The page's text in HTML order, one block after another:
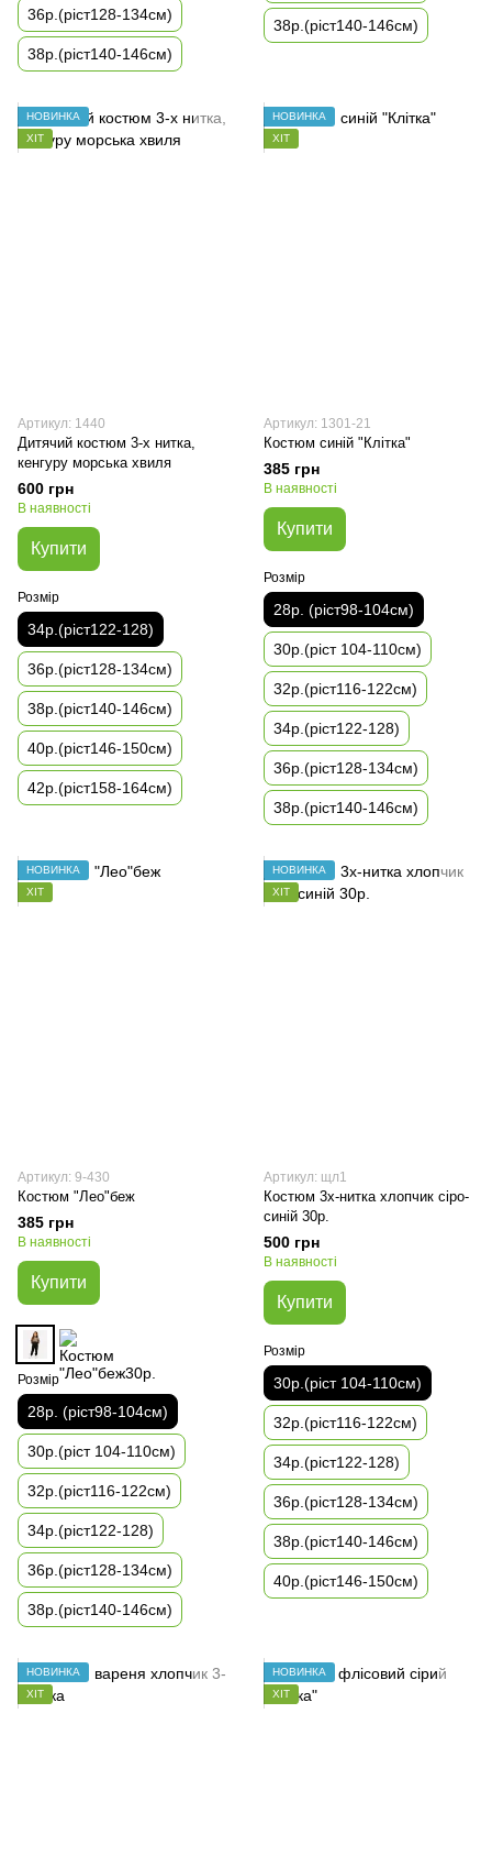
36р.(ріст128-134см)
38р.(ріст140-146см)
38р.(ріст140-146см)
НОВИНКА
ХІТ
Артикул: 1440
Дитячий костюм 3-х нитка,
кенгуру морська хвиля
600 грн
В наявності
Купити
Розмір
34р.(ріст122-128)
36р.(ріст128-134см)
38р.(ріст140-146см)
40р.(ріст146-150см)
42р.(ріст158-164см)
НОВИНКА
ХІТ
Артикул: 1301-21
Костюм синій "Клітка"
385 грн
В наявності
Купити
Розмір
28р. (ріст98-104см)
30р.(ріст 104-110см)
32р.(ріст116-122см)
34р.(ріст122-128)
36р.(ріст128-134см)
38р.(ріст140-146см)
НОВИНКА
ХІТ
Артикул: 9-430
Костюм "Лео"беж
385 грн
В наявності
Купити
Розмір
28р. (ріст98-104см)
30р.(ріст 104-110см)
32р.(ріст116-122см)
34р.(ріст122-128)
36р.(ріст128-134см)
38р.(ріст140-146см)
НОВИНКА
ХІТ
Артикул: щл1
Костюм 3х-нитка хлопчик сіро-
синій 30р.
500 грн
В наявності
Купити
Розмір
30р.(ріст 104-110см)
32р.(ріст116-122см)
34р.(ріст122-128)
36р.(ріст128-134см)
38р.(ріст140-146см)
40р.(ріст146-150см)
НОВИНКА
ХІТ
НОВИНКА
ХІТ